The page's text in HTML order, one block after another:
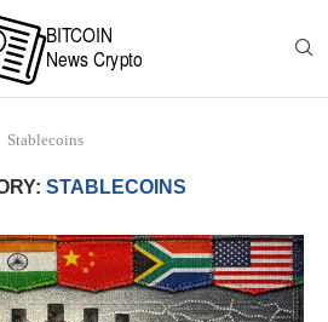
Stablecoins
STABLECOINS